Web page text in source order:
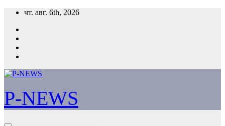
Skip
content
чт. авг. 6th, 2026
P-NEWS